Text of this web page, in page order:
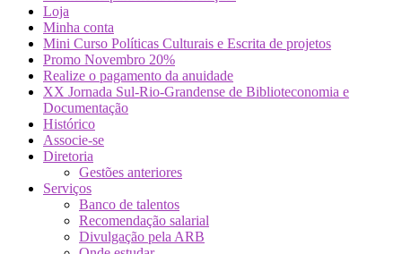
Loja
Minha conta
Mini Curso Políticas Culturais e Escrita de projetos
Promo Novembro 20%
Realize o pagamento da anuidade
XX Jornada Sul-Rio-Grandense de Biblioteconomia e
Documentação
Histórico
Associe-se
Diretoria
Gestões anteriores
Serviços
Banco de talentos
Recomendação salarial
Divulgação pela ARB